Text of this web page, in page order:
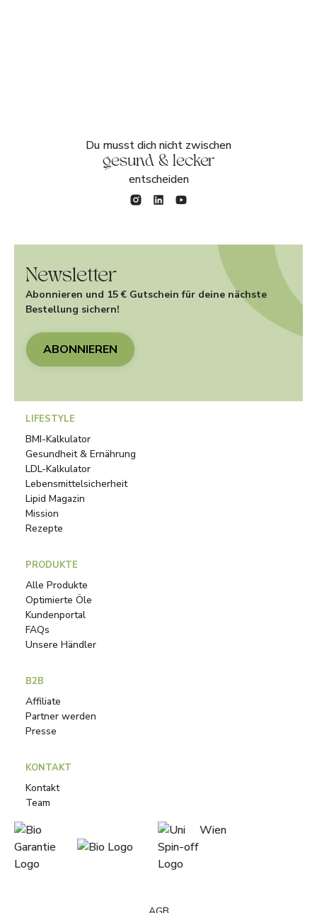
Du musst dich nicht zwischen
gesund & lecker
entscheiden
Newsletter
Abonnieren und 15 € Gutschein für deine nächste
Bestellung sichern!
ABONNIEREN
LIFESTYLE
BMI-Kalkulator
Gesundheit & Ernährung
LDL-Kalkulator
Lebensmittelsicherheit
Lipid Magazin
Mission
Rezepte
PRODUKTE
Alle Produkte
Optimierte Öle
Kundenportal
FAQs
Unsere Händler
B2B
Affiliate
Partner werden
Presse
KONTAKT
Kontakt
Team